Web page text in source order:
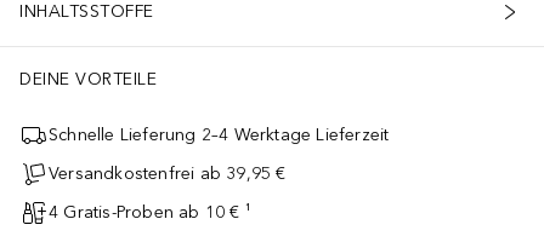
INHALTSSTOFFE
DEINE VORTEILE
Schnelle Lieferung 2–4 Werktage Lieferzeit
Versandkostenfrei ab 39,95 €
4 Gratis-Proben ab 10 € ¹